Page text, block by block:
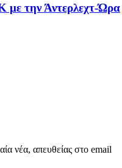
με την Άντερλεχτ-Ώρα
νέα, απευθείας στο email